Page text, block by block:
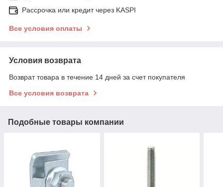
Рассрочка или кредит через KASPI
Все условия оплаты
Условия возврата
Возврат товара в течение 14 дней за счет покупателя
Все условия возврата
Подобные товары компании